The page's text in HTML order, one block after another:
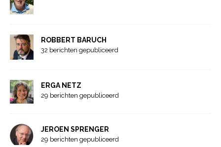
ROBBERT BARUCH
32 berichten gepubliceerd
ERGA NETZ
29 berichten gepubliceerd
JEROEN SPRENGER
29 berichten gepubliceerd